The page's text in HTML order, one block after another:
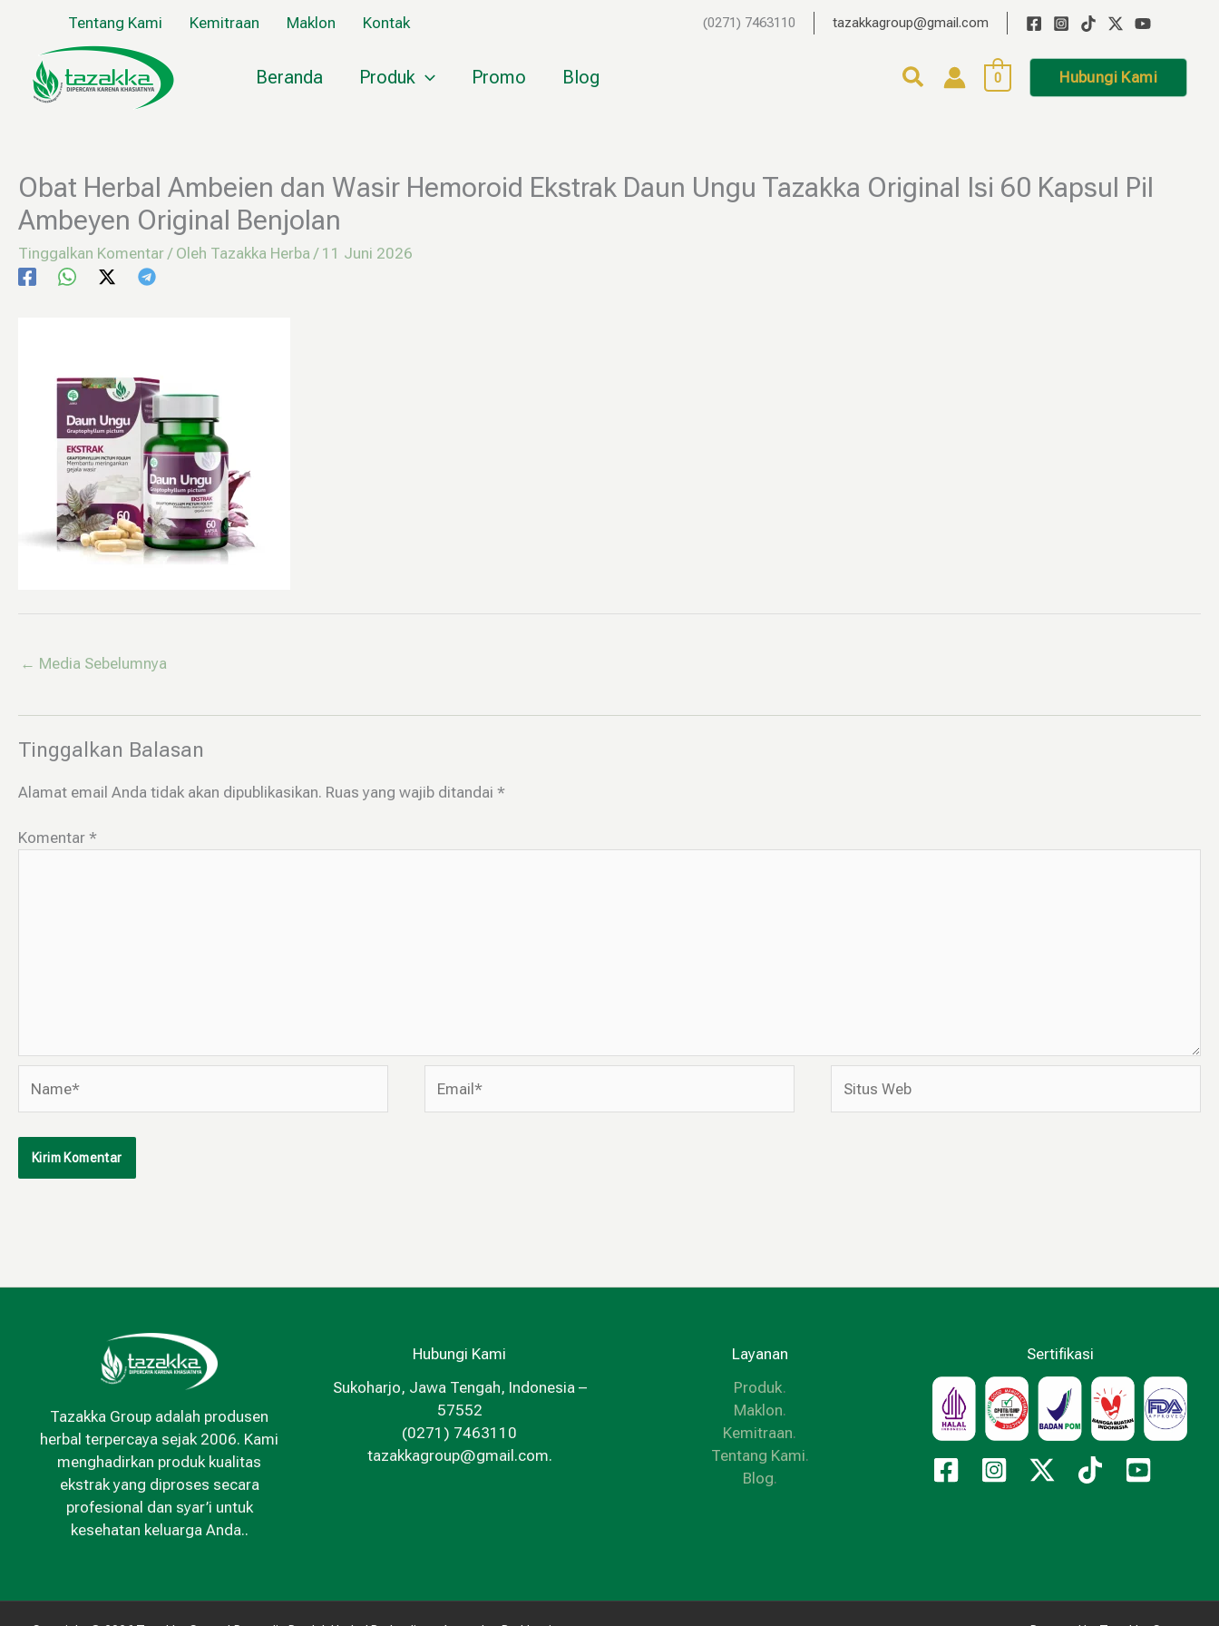
konten
Tentang Kami Kemitraan Maklon Kontak (0271) 7463110 tazakkagroup@gmail.com
Beranda Produk Promo Blog 0 Hubungi Kami
Obat Herbal Ambeien dan Wasir Hemoroid Ekstrak Daun Ungu Tazakka Original Isi 60 Kapsul Pil
Ambeyen Original Benjolan
Tinggalkan Komentar / Oleh Tazakka Herba / 11 Juni 2026
← Media Sebelumnya
Tinggalkan Balasan
Alamat email Anda tidak akan dipublikasikan. Ruas yang wajib ditandai *
Komentar *
Web
Tazakka Group adalah produsen
herbal terpercaya sejak 2006. Kami
menghadirkan produk kualitas
ekstrak yang diproses secara
profesional dan syar’i untuk
kesehatan keluarga Anda..
Hubungi Kami
Sukoharjo, Jawa Tengah, Indonesia –
57552
(0271) 7463110
tazakkagroup@gmail.com.
Layanan
Produk.
Maklon.
Kemitraan.
Tentang Kami.
Blog.
Sertifikasi